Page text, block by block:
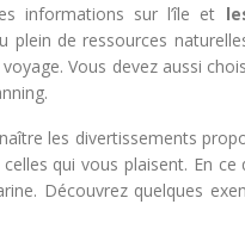
informations sur l’île et
de ressources
Vous devez aussi
les divertissements
qui vous plaisent. En ce
Découvrez quelques